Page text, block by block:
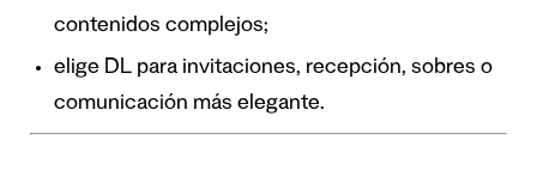
contenidos complejos;
elige DL para invitaciones, recepción, sobres o
comunicación más elegante.